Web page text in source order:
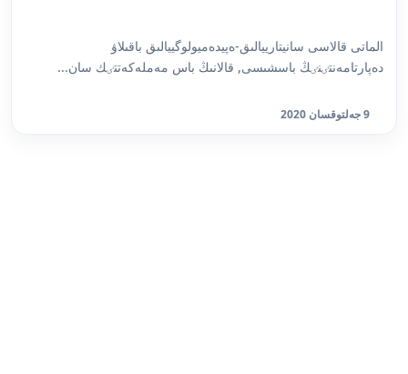
الماتى قالاسى سانيتارييالىق-ەپيدەميولوگييالىق باقىلاۋ
دەپارتامەنتٸنٸڭ باسشىسى, قالانىڭ باس مەملەكەتتٸك سان...
9 جەلتوقسان 2020